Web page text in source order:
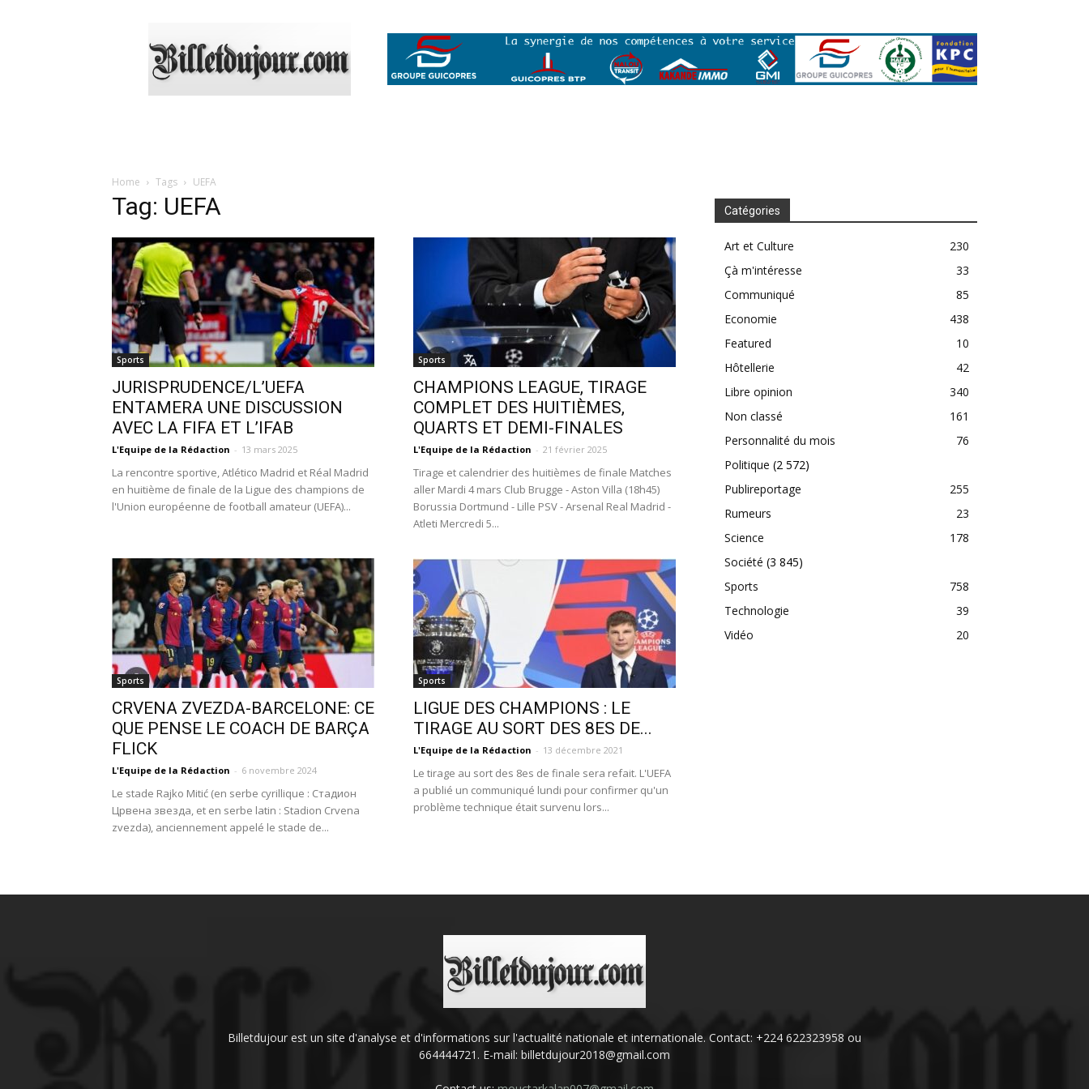
Home Tags UEFA
Tag: UEFA
Sports
JURISPRUDENCE/L’UEFA
ENTAMERA UNE DISCUSSION
AVEC LA FIFA ET L’IFAB
L'Equipe de la Rédaction - 13 mars 2025
La rencontre sportive, Atlético Madrid et Réal Madrid
en huitième de finale de la Ligue des champions de
l'Union européenne de football amateur (UEFA)...
Sports
CHAMPIONS LEAGUE, TIRAGE
COMPLET DES HUITIÈMES,
QUARTS ET DEMI-FINALES
L'Equipe de la Rédaction - 21 février 2025
Tirage et calendrier des huitièmes de finale Matches
aller Mardi 4 mars Club Brugge - Aston Villa (18h45)
Borussia Dortmund - Lille PSV - Arsenal Real Madrid -
Atleti Mercredi 5...
Sports
CRVENA ZVEZDA-BARCELONE: CE
QUE PENSE LE COACH DE BARÇA
FLICK
L'Equipe de la Rédaction - 6 novembre 2024
Le stade Rajko Mitić (en serbe cyrillique : Стадион
Црвена звезда, et en serbe latin : Stadion Crvena
zvezda), anciennement appelé le stade de...
Sports
LIGUE DES CHAMPIONS : LE
TIRAGE AU SORT DES 8ES DE...
L'Equipe de la Rédaction - 13 décembre 2021
Le tirage au sort des 8es de finale sera refait. L'UEFA
a publié un communiqué lundi pour confirmer qu'un
problème technique était survenu lors...
Catégories
Art et Culture
230
Çà m'intéresse
33
Communiqué
85
Economie
438
Featured
10
Hôtellerie
42
Libre opinion
340
Non classé
161
Personnalité du mois
76
Politique (2 572)
Publireportage
255
Rumeurs
23
Science
178
Société (3 845)
Sports
758
Technologie
39
Vidéo
20
Billetdujour est un site d'analyse et d'informations sur l'actualité nationale et internationale. Contact: +224 622323958 ou
664444721. E-mail: billetdujour2018@gmail.com